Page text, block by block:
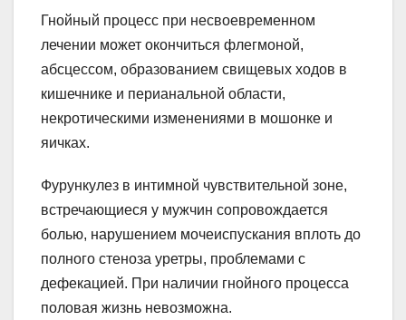
Гнойный процесс при несвоевременном
лечении может окончиться флегмоной,
абсцессом, образованием свищевых ходов в
кишечнике и перианальной области,
некротическими изменениями в мошонке и
яичках.
Фурункулез в интимной чувствительной зоне,
встречающиеся у мужчин сопровождается
болью, нарушением мочеиспускания вплоть до
полного стеноза уретры, проблемами с
дефекацией. При наличии гнойного процесса
половая жизнь невозможна.